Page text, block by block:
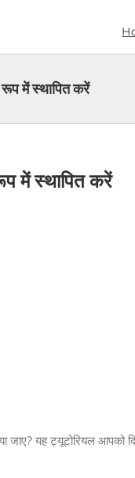
में स्थापित करें
में स्थापित करें
यह ट्यूटोरियल आपको